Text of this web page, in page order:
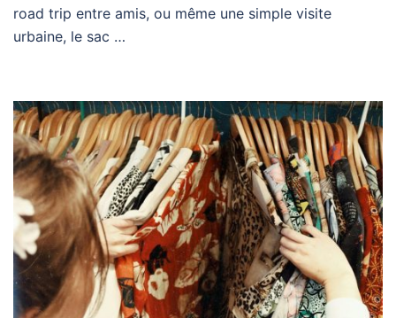
road trip entre amis, ou même une simple visite
urbaine, le sac …